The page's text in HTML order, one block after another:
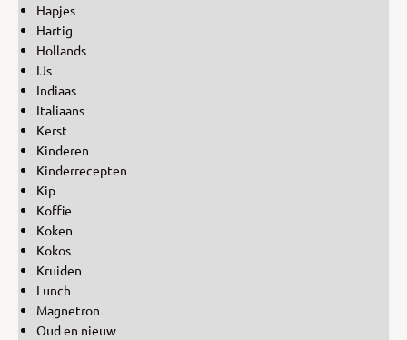
Hapjes
Hartig
Hollands
IJs
Indiaas
Italiaans
Kerst
Kinderen
Kinderrecepten
Kip
Koffie
Koken
Kokos
Kruiden
Lunch
Magnetron
Oud en nieuw